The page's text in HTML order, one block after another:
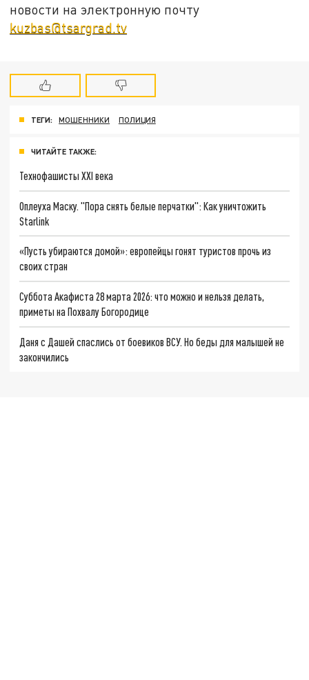
новости на электронную почту
kuzbas@tsargrad.tv
ТЕГИ: МОШЕННИКИ ПОЛИЦИЯ
ЧИТАЙТЕ ТАКЖЕ:
Технофашисты XXI века
Оплеуха Маску. "Пора снять белые перчатки": Как уничтожить
Starlink
«Пусть убираются домой»: европейцы гонят туристов прочь из
своих стран
Суббота Акафиста 28 марта 2026: что можно и нельзя делать,
приметы на Похвалу Богородице
Даня с Дашей спаслись от боевиков ВСУ. Но беды для малышей не
закончились